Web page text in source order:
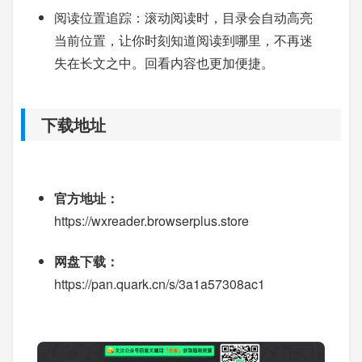
阅读位置追踪：滚动阅读时，目录会自动高亮
当前位置，让你时刻知道阅读到哪里，不再迷
失在长文之中。回看内容也更加便捷。
下载地址
官方地址：
https://wxreader.browserplus.store
网盘下载：
https://pan.quark.cn/s/3a1a57308ac1